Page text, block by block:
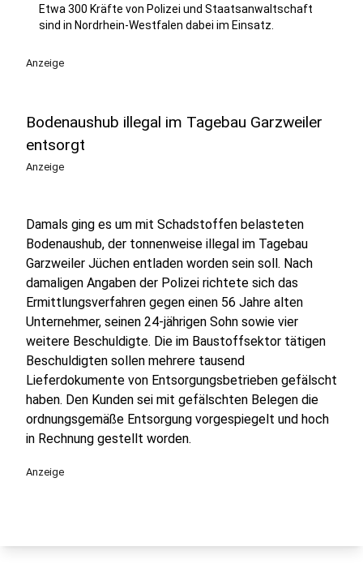
Etwa 300 Kräfte von Polizei und Staatsanwaltschaft
sind in Nordrhein-Westfalen dabei im Einsatz.
Anzeige
Bodenaushub illegal im Tagebau Garzweiler
entsorgt
Anzeige
Damals ging es um mit Schadstoffen belasteten
Bodenaushub, der tonnenweise illegal im Tagebau
Garzweiler Jüchen entladen worden sein soll. Nach
damaligen Angaben der Polizei richtete sich das
Ermittlungsverfahren gegen einen 56 Jahre alten
Unternehmer, seinen 24-jährigen Sohn sowie vier
weitere Beschuldigte. Die im Baustoffsektor tätigen
Beschuldigten sollen mehrere tausend
Lieferdokumente von Entsorgungsbetrieben gefälscht
haben. Den Kunden sei mit gefälschten Belegen die
ordnungsgemäße Entsorgung vorgespiegelt und hoch
in Rechnung gestellt worden.
Anzeige